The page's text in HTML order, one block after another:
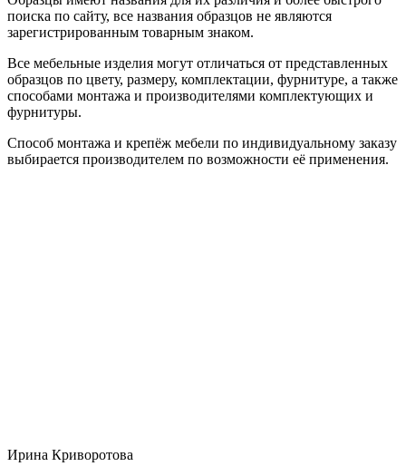
поиска по сайту, все названия образцов не являются
зарегистрированным товарным знаком.
Все мебельные изделия могут отличаться от представленных
образцов по цвету, размеру, комплектации, фурнитуре, а также
способами монтажа и производителями комплектующих и
фурнитуры.
Способ монтажа и крепёж мебели по индивидуальному заказу
выбирается производителем по возможности её применения.
Ирина Криворотова